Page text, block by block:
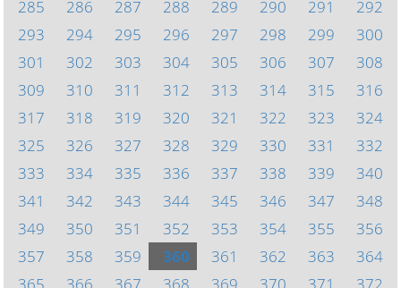
285
286 287 288 289 290 291
292
293
294 295 296 297 298 299
300
301
302 303 304 305 306 307
308
309
310 311 312 313 314 315
316
317
318 319 320 321 322 323
324
325
326 327 328 329 330 331
332
333
334 335 336 337 338 339
340
341
342 343 344 345 346 347
348
349
350 351 352 353 354 355
356
357
358 359 360 361 362 363
364